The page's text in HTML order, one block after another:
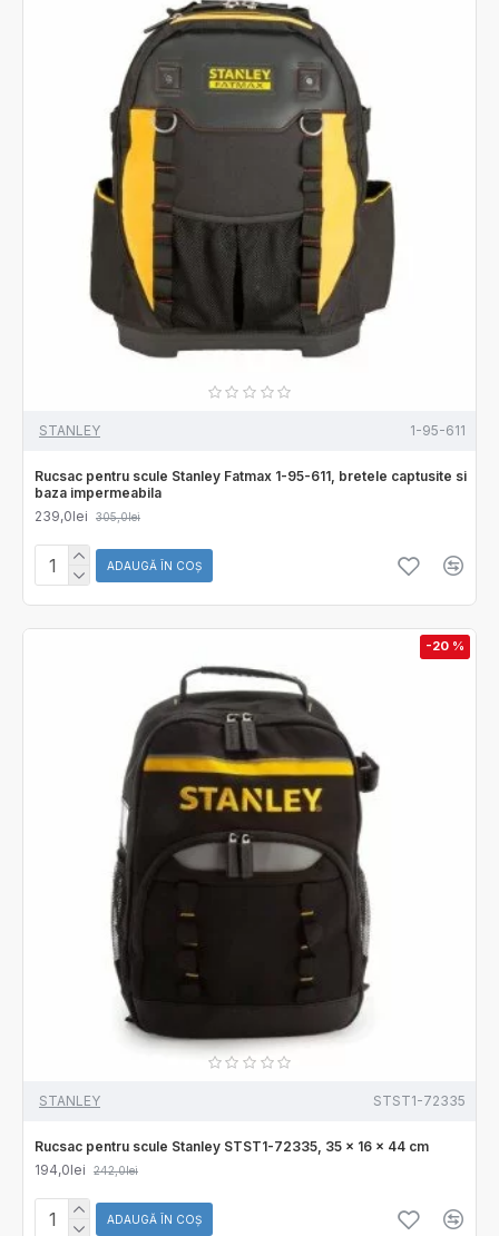
STANLEY 1-95-611
Rucsac pentru scule Stanley Fatmax 1-95-611, bretele captusite si
baza impermeabila
239,0lei
305,0lei
ADAUGĂ ÎN COŞ
-20 %
STANLEY STST1-72335
Rucsac pentru scule Stanley STST1-72335, 35 x 16 x 44 cm
194,0lei
242,0lei
ADAUGĂ ÎN COŞ